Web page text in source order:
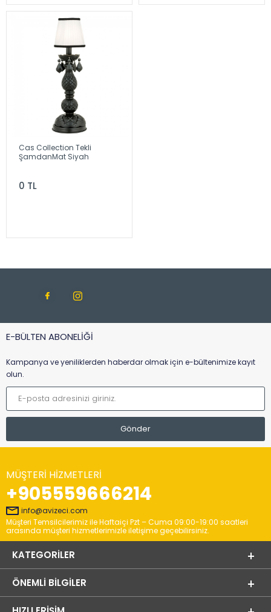
Cas Collection Tekli
ŞamdanMat Siyah
0 TL
E-BÜLTEN ABONELİĞİ
Kampanya ve yeniliklerden haberdar olmak için e-bültenimize kayıt
olun.
MÜŞTERI HIZMETLERI
+905559666214
info@avizeci.com
Müşteri Temsilcilerimiz ile Haftaiçi Pzt – Cuma 09:00-19:00 saatleri
arasında müşteri hizmetlerimizle iletişime geçebilirsiniz.
KATEGORILER
ÖNEMLI BILGILER